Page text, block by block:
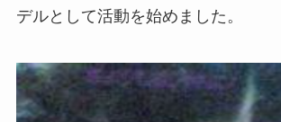
デルとして活動を始めました。